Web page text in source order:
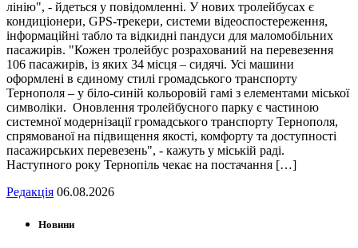
лінію", - йдеться у повідомленні. У нових тролейбусах є
кондиціонери, GPS-трекери, системи відеоспостереження,
інформаційні табло та відкидні пандуси для маломобільних
пасажирів. "Кожен тролейбус розрахований на перевезення
106 пасажирів, із яких 34 місця – сидячі. Усі машини
оформлені в єдиному стилі громадського транспорту
Тернополя – у біло-синій кольоровій гамі з елементами міської
символіки. Оновлення тролейбусного парку є частиною
системної модернізації громадського транспорту Тернополя,
спрямованої на підвищення якості, комфорту та доступності
пасажирських перевезень", - кажуть у міській раді.
Наступного року Тернопіль чекає на постачання […]
Редакція 06.08.2026
Новини